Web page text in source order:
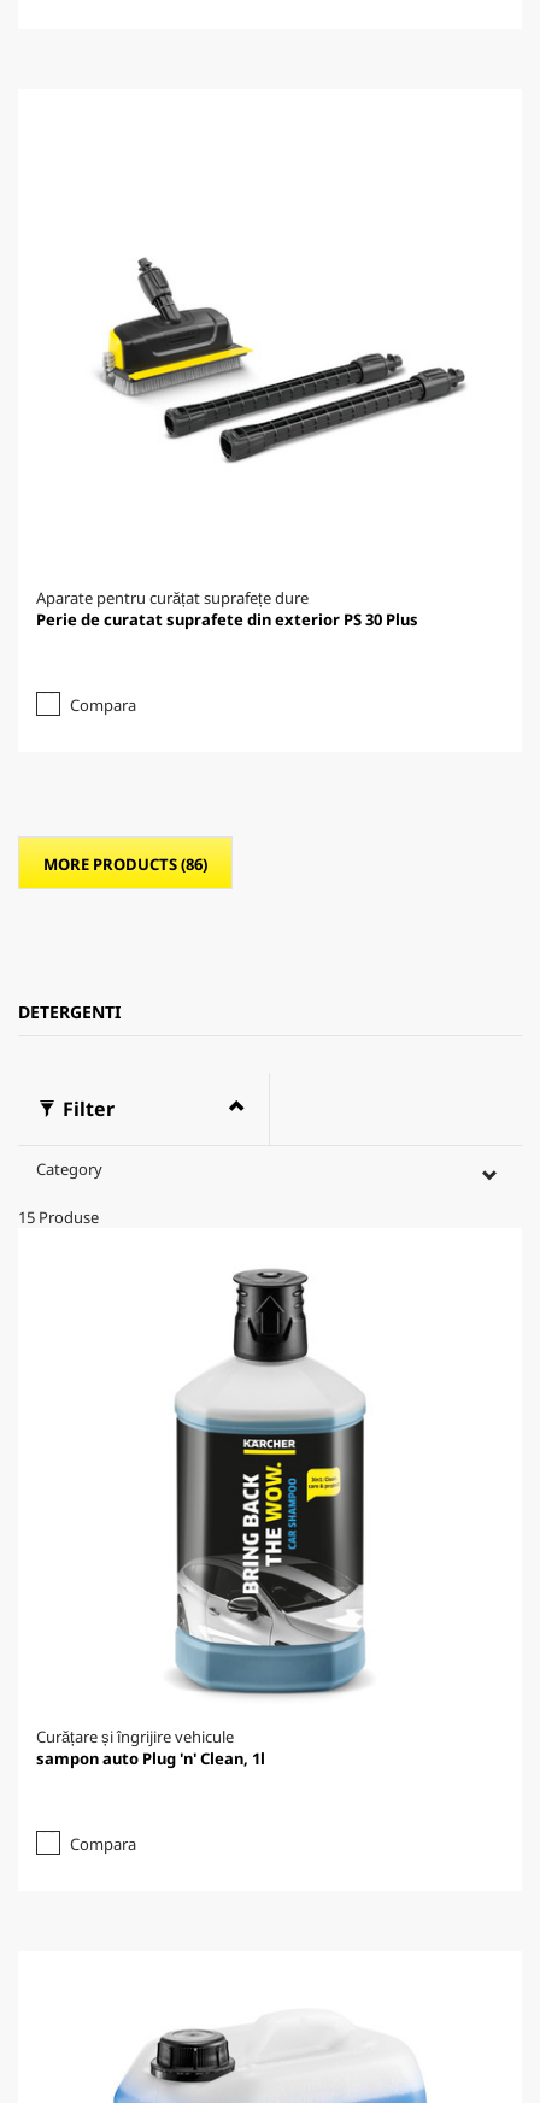
Aparate pentru curățat suprafețe dure
Perie de curatat suprafete din exterior PS 30 Plus
Compara
MORE PRODUCTS (86)
DETERGENTI
Filter
Category
15 Produse
Curățare și îngrijire vehicule
sampon auto Plug 'n' Clean, 1l
Compara